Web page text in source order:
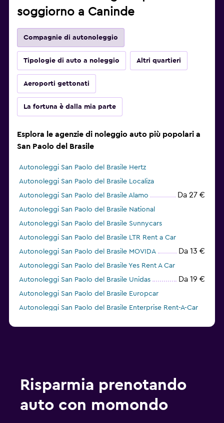
soggiorno a Caninde
Compagnie di autonoleggio
Tipologie di auto a noleggio Altri quartieri
Aeroporti gettonati
La fortuna è dalla mia parte
Esplora le agenzie di noleggio auto più popolari a
San Paolo del Brasile
Autonoleggi San Paolo del Brasile Hertz
Autonoleggi San Paolo del Brasile Localiza
Autonoleggi San Paolo del Brasile Alamo
Da 27 €
Autonoleggi San Paolo del Brasile National
Autonoleggi San Paolo del Brasile Sunnycars
Autonoleggi San Paolo del Brasile LTR Rent a Car
Autonoleggi San Paolo del Brasile MOVIDA
Da 13 €
Autonoleggi San Paolo del Brasile Yes Rent A Car
Autonoleggi San Paolo del Brasile Unidas
Da 19 €
Autonoleggi San Paolo del Brasile Europcar
Autonoleggi San Paolo del Brasile Enterprise Rent-A-Car
Risparmia prenotando
auto con momondo